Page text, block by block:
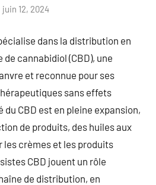
juin 12, 2024
dans la distribution en
cannabidiol (CBD), une
et reconnue pour ses
sans effets
CBD est en pleine expansion,
de produits, des huiles aux
les crèmes et les produits
CBD jouent un rôle
de distribution, en